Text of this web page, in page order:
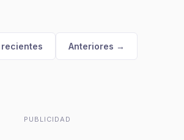
Anteriores →
PUBLICIDAD